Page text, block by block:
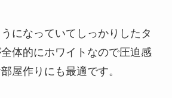
になっていてしっかりしたタ
体的にホワイトなので圧迫感
屋作りにも最適です。